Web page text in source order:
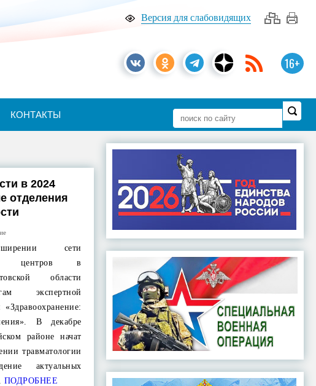
Версия для слабовидящих
16+
КОНТАКТЫ
в 2024
отделения
сети
центров в
области
экспертной
В декабре
районе начат
травматологии
актуальных
ПОДРОБНЕЕ